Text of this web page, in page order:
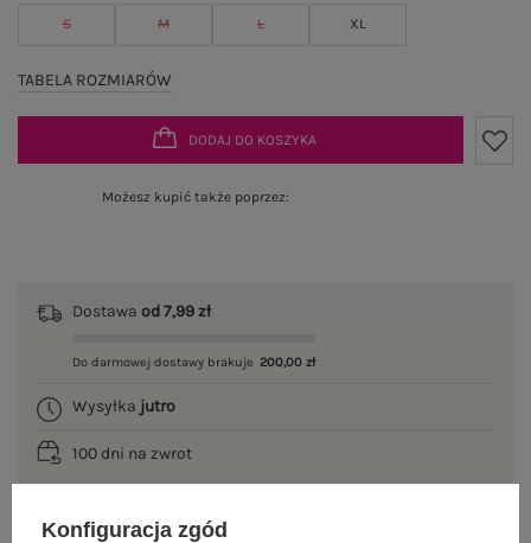
S M L XL
TABELA ROZMIARÓW
DODAJ DO KOSZYKA
Możesz kupić także poprzez:
Dostawa od 7,99 zł
Do darmowej dostawy brakuje 200,00 zł
Wysyłka jutro
100 dni na zwrot
Konfiguracja zgód